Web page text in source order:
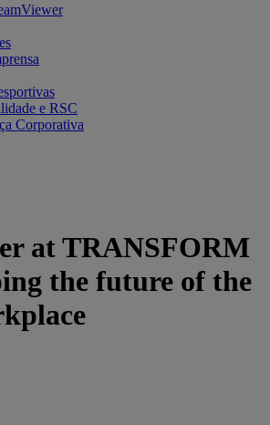
e RSC
Corporativa
at TRANSFORM
the future of the